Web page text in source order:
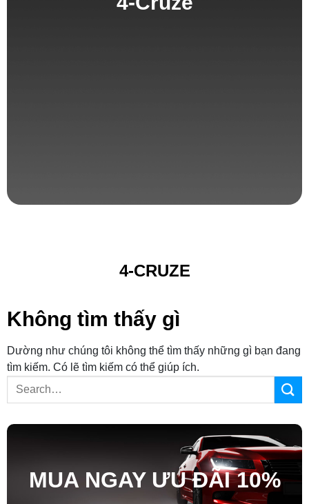
4-CRUZE
Không tìm thấy gì
Dường như chúng tôi không thể tìm thấy những gì bạn đang
tìm kiếm. Có lẽ tìm kiếm có thể giúp ích.
MUA NGAY ƯU ĐÃI10%